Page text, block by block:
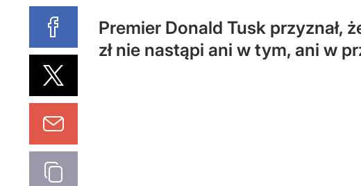
Premier Donald Tusk
zł nie nastąpi ani w tym, ani w